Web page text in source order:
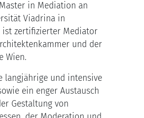
in Mediation an
Viadrina in
ist zertifizierter Mediator
und der
Wien.
langjährige und intensive
ein enger Austausch
Gestaltung von